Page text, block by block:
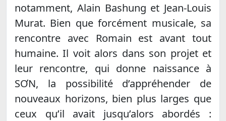
notamment, Alain Bashung et Jean-Louis
Murat. Bien que forcément musicale, sa
rencontre avec Romain est avant tout
humaine. Il voit alors dans son projet et
leur rencontre, qui donne naissance à
SƠN, la possibilité d’appréhender de
nouveaux horizons, bien plus larges que
ceux qu’il avait jusqu’alors abordés :